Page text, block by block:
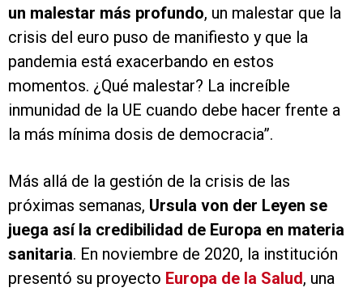
un malestar más profundo, un malestar que la
crisis del euro puso de manifiesto y que la
pandemia está exacerbando en estos
momentos. ¿Qué malestar? La increíble
inmunidad de la UE cuando debe hacer frente a
la más mínima dosis de democracia”.
Más allá de la gestión de la crisis de las
próximas semanas, Ursula von der Leyen se
juega así la credibilidad de Europa en materia
sanitaria. En noviembre de 2020, la institución
presentó su proyecto Europa de la Salud, una